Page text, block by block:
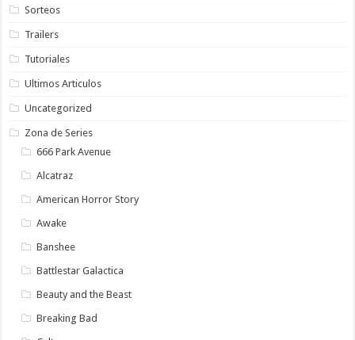
Sorteos
Trailers
Tutoriales
Ultimos Articulos
Uncategorized
Zona de Series
666 Park Avenue
Alcatraz
American Horror Story
Awake
Banshee
Battlestar Galactica
Beauty and the Beast
Breaking Bad